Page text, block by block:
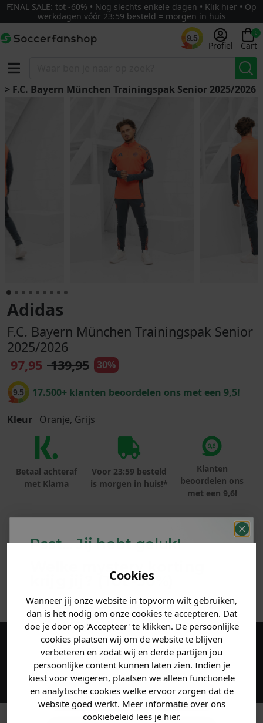
Cookies
Wanneer jij onze website in topvorm wilt gebruiken,
dan is het nodig om onze cookies te accepteren. Dat
doe je door op 'Accepteer' te klikken. De persoonlijke
cookies plaatsen wij om de website te blijven
verbeteren en zodat wij en derde partijen jou
persoonlijke content kunnen laten zien. Indien je
kiest voor weigeren, plaatsen we alleen functionele
en analytische cookies welke ervoor zorgen dat de
website goed werkt. Meer informatie over ons
cookiebeleid lees je hier.
FINAL SALE: tot -60% • Nog slechts enkele dagen • Klik hier • Op
werkdagen vóór 23:59 besteld = morgen in huis
9.5
Profiel
0
Cart
> F.C. Bayern München Trainingspak Senior 2025/2026
Adidas
F.C. Bayern München Trainingspak Senior
2025/2026
97,95 139,95 30%
9.5 17.500+ klanten beoordelen ons met een 9,5!
Kleur Oranje, Grijs
Betaal achteraf
met Klarna
Voor 23:59 besteld
is morgen in huis!*
Klanten
beoordelen ons
met een 9,6!
Maak een account aan en ontvang 5%
korting op je eerste bestelling!
Psst... Jij hebt geluk!
Welke mystery
krijg jij? (Tot-30%
Vertel ons waar je naar op
zoek bent. 👇
Heren kleding
Dames kleding